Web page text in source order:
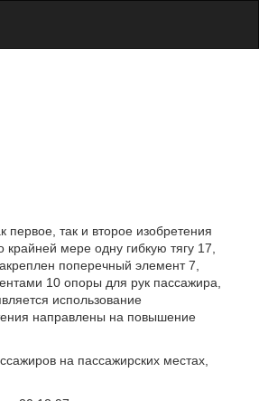
первое, так и второе изобретения
мере одну гибкую тягу 17,
поперечный элемент 7,
10 опоры для рук пассажира,
использование
направлены на повышение
на пассажирских местах,